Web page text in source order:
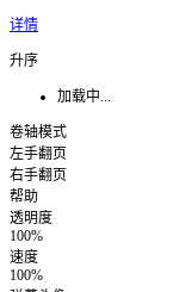
详情
升序
加载中...
卷轴模式
左手翻页
右手翻页
帮助
透明度
100%
速度
100%